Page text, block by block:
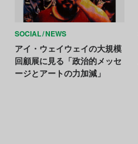
SOCIAL NEWS
アイ・ウェイウェイの大規模
回顧展に見る「政治的メッセ
ージとアートの力加減」